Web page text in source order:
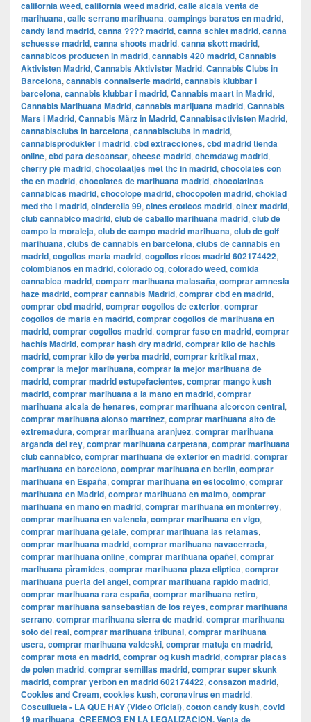
california weed, california weed madrid, calle alcala venta de
marihuana, calle serrano marihuana, campings baratos en madrid,
candy land madrid, canna ???? madrid, canna schiet madrid, canna
schuesse madrid, canna shoots madrid, canna skott madrid,
cannabicos producten in madrid, cannabis 420 madrid, Cannabis
Aktivisten Madrid, Cannabis Aktivister Madrid, Cannabis Clubs in
Barcelona, cannabis connaiserie madrid, cannabis klubbar i
barcelona, cannabis klubbar i madrid, Cannabis maart in Madrid,
Cannabis Marihuana Madrid, cannabis marijuana madrid, Cannabis
Mars i Madrid, Cannabis März in Madrid, Cannabisactivisten Madrid,
cannabisclubs in barcelona, cannabisclubs in madrid,
cannabisprodukter i madrid, cbd extracciones, cbd madrid tienda
online, cbd para descansar, cheese madrid, chemdawg madrid,
cherry pie madrid, chocolaatjes met thc in madrid, chocolates con
thc en madrid, chocolates de marihuana madrid, chocolatinas
cannabicas madrid, chocolope madrid, chocopolen madrid, choklad
med thc i madrid, cinderella 99, cines eroticos madrid, cinex madrid,
club cannabico madrid, club de caballo marihuana madrid, club de
campo la moraleja, club de campo madrid marihuana, club de golf
marihuana, clubs de cannabis en barcelona, clubs de cannabis en
madrid, cogollos maria madrid, cogollos ricos madrid 602174422,
colombianos en madrid, colorado og, colorado weed, comida
cannabica madrid, comparr marihuana malasaña, comprar amnesia
haze madrid, comprar cannabis Madrid, comprar cbd en madrid,
comprar cbd madrid, comprar cogollos de exterior, comprar
cogollos de maria en madrid, comprar cogollos de marihuana en
madrid, comprar cogollos madrid, comprar faso en madrid, comprar
hachís Madrid, comprar hash dry madrid, comprar kilo de hachis
madrid, comprar kilo de yerba madrid, comprar kritikal max,
comprar la mejor marihuana, comprar la mejor marihuana de
madrid, comprar madrid estupefacientes, comprar mango kush
madrid, comprar marihuana a la mano en madrid, comprar
marihuana alcala de henares, comprar marihuana alcorcon central,
comprar marihuana alonso martinez, comprar marihuana alto de
extremadura, comprar marihuana aranjuez, comprar marihuana
arganda del rey, comprar marihuana carpetana, comprar marihuana
club cannabico, comprar marihuana de exterior en madrid, comprar
marihuana en barcelona, comprar marihuana en berlin, comprar
marihuana en España, comprar marihuana en estocolmo, comprar
marihuana en Madrid, comprar marihuana en malmo, comprar
marihuana en mano en madrid, comprar marihuana en monterrey,
comprar marihuana en valencia, comprar marihuana en vigo,
comprar marihuana getafe, comprar marihuana las retamas,
comprar marihuana madrid, comprar marihuana navacerrada,
comprar marihuana online, comprar marihuana opañel, comprar
marihuana pìramides, comprar marihuana plaza eliptica, comprar
marihuana puerta del angel, comprar marihuana rapido madrid,
comprar marihuana rara españa, comprar marihuana retiro,
comprar marihuana sansebastian de los reyes, comprar marihuana
serrano, comprar marihuana sierra de madrid, comprar marihuana
soto del real, comprar marihuana tribunal, comprar marihuana
usera, comprar marihuana valdeski, comprar matuja en madrid,
comprar mota en madrid, comprar og kush madrid, comprar placas
de polen madrid, comprar semillas madrid, comprar super skunk
madrid, comprar yerbon en madrid 602174422, consazon madrid,
Cookies and Cream, cookies kush, coronavirus en madrid,
Cosculluela - LA QUE HAY (Video Oficial), cotton candy kush, covid
19 marihuana, CREEMOS EN LA LEGALIZACION. Venta de